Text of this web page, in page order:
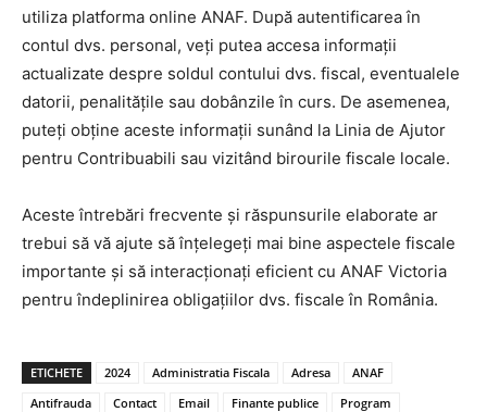
utiliza platforma online ANAF. După autentificarea în
contul dvs. personal, veți putea accesa informații
actualizate despre soldul contului dvs. fiscal, eventualele
datorii, penalitățile sau dobânzile în curs. De asemenea,
puteți obține aceste informații sunând la Linia de Ajutor
pentru Contribuabili sau vizitând birourile fiscale locale.
Aceste întrebări frecvente și răspunsurile elaborate ar
trebui să vă ajute să înțelegeți mai bine aspectele fiscale
importante și să interacționați eficient cu ANAF Victoria
pentru îndeplinirea obligațiilor dvs. fiscale în România.
ETICHETE 2024 Administratia Fiscala Adresa
ANAF
Antifrauda
Contact Email Finante publice
Program